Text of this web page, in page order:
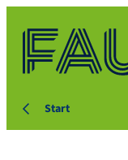
Start